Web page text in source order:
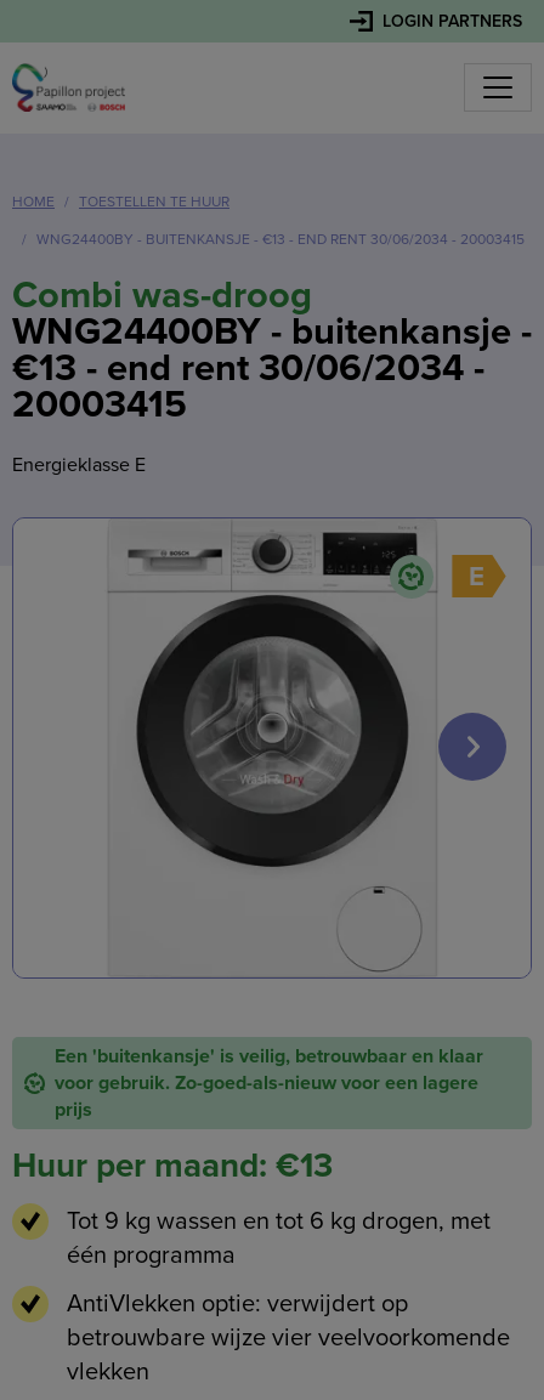
LOGIN PARTNERS
HOME
TOESTELLEN TE HUUR
WNG24400BY - BUITENKANSJE - €13 - END RENT 30/06/2034 - 20003415
Combi was-droog
WNG24400BY - buitenkansje -
€13 - end rent 30/06/2034 -
20003415
Energieklasse E
E
Een 'buitenkansje' is veilig, betrouwbaar en klaar
voor gebruik. Zo-goed-als-nieuw voor een lagere
prijs
Huur per maand: €13
Tot 9 kg wassen en tot 6 kg drogen, met
één programma
AntiVlekken optie: verwijdert op
betrouwbare wijze vier veelvoorkomende
vlekken